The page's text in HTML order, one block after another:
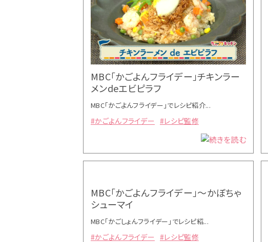
MBC「かごよんフライデー」チキンラー
メンdeエビピラフ
MBC「かごよんフライデー」でレシピ紹介...
#かごよんフライデー #レシピ監修
MBC「かごよんフライデー」～かぼちゃ
シューマイ
MBC「かごしょんフライデー」でレシピ紹...
#かごよんフライデー #レシピ監修